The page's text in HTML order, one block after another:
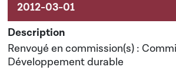
Renvoyé en commission(s) :
Développement durable